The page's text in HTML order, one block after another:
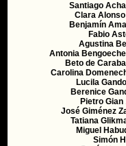
Santiago
Clara Alonso
Benjamín
Fabio
Agustina
Antonia
Beto de
Carolina
Lucila
Berenice
Pietro Gian
José Giménez
Tatiana
Miguel
Simón